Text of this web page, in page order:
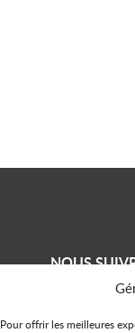
Pour offrir les meilleures
NOUS